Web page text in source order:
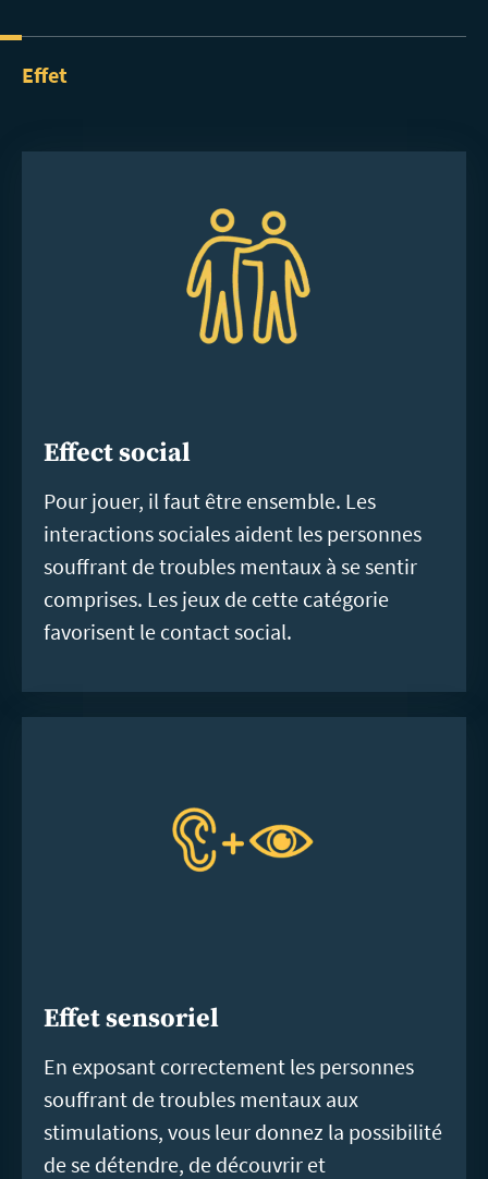
Effet
Effect social
Pour jouer, il faut être ensemble. Les
interactions sociales aident les personnes
souffrant de troubles mentaux à se sentir
comprises. Les jeux de cette catégorie
favorisent le contact social.
Effet sensoriel
En exposant correctement les personnes
souffrant de troubles mentaux aux
stimulations, vous leur donnez la possibilité
de se détendre, de découvrir et